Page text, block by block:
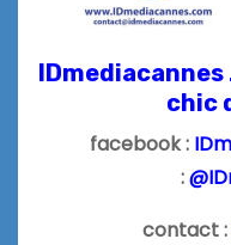
chic
facebook :
:
contact :